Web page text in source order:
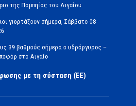
της Πομπηίας του Αιγαίου
γιορτάζουν σήμερα, Σάββατο 08
39 βαθμούς σήμερα ο υδράργυρος –
στο Αιγαίο
με τη σύσταση (ΕΕ)